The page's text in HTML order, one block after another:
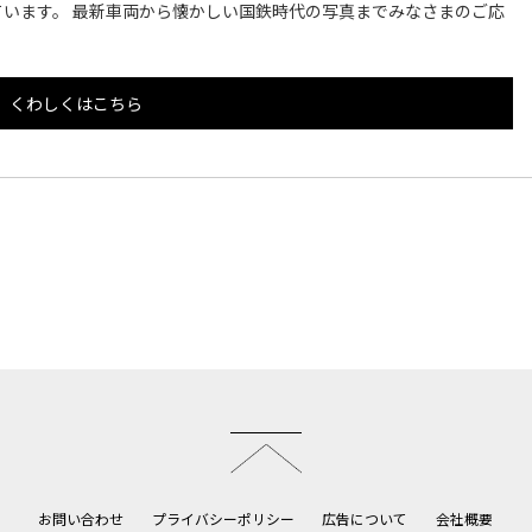
ます。 最新車両から懐かしい国鉄時代の写真までみなさまのご応
くわしくはこちら
お問い合わせ プライバシーポリシー 広告について 会社概要